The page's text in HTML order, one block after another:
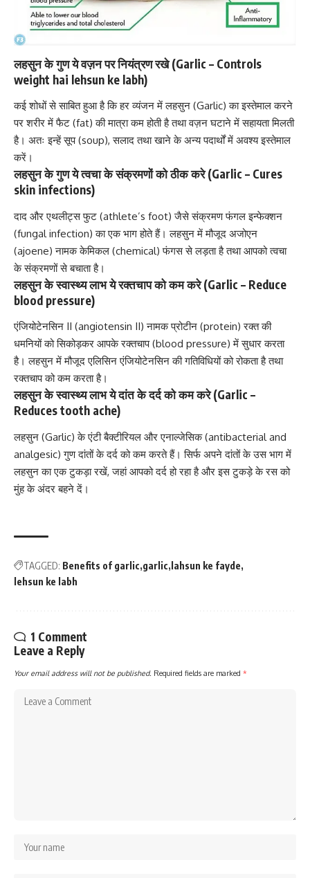
लहसुन के गुण ये वज़न पर नियंत्रण रखे (Garlic – Controls
weight hai lehsun ke labh)
कई शोधों से साबित हुआ है कि हर व्यंजन में लहसुन (Garlic) का इस्तेमाल करने
पर शरीर में फैट (fat) की मात्रा कम होती है तथावज़न घटाने में सहायता मिलती
है। अतः इन्हें सूप (soup), सलाद तथा खाने के अन्य पदार्थों में अवश्य इस्तेमाल
करें।
लहसुन के गुण ये त्वचा के संक्रमणों को ठीक करे (Garlic – Cures
skin infections)
दाद और एथलीट्स फुट (athlete’s foot) जैसे संक्रमणफंगल इन्फेक्शन
(fungal infection) का एक भाग होते हैं। लहसुन में मौजूद अजोएन
(ajoene) नामक केमिकल (chemical) फंगस से लड़ता है तथा आपको त्वचा
के संक्रमणों से बचाता है।
लहसुन के स्वास्थ्य लाभ ये रक्तचाप को कम करे (Garlic – Reduce
blood pressure)
एंजियोटेनसिन II (angiotensin II) नामक प्रोटीन (protein) रक्त की
धमनियों को सिकोड़कर आपकेरक्तचाप (blood pressure) में सुधार करता
है। लहसुन में मौजूद एलिसिन एंजियोटेनसिन की गतिविधियों को रोकता है तथा
रक्तचाप को कम करता है।
लहसुन के स्वास्थ्य लाभ ये दांत के दर्द को कम करे (Garlic –
Reduces tooth ache)
लहसुन (Garlic) के एंटी बैक्टीरियल और एनाल्जेसिक (antibacterial and
analgesic) गुण दांतों के दर्द को कम करते हैं। सिर्फ अपने दांतों के उस भाग में
लहसुन का एक टुकड़ा रखें, जहां आपको दर्द हो रहा है और इस टुकड़े के रस को
मुंह के अंदर बहने दें।
TAGGED: Benefits of garlic garlic lahsun ke fayde
lehsun ke labh
1 Comment
Leave a Reply
Your email address will not be published. Required fields are marked *